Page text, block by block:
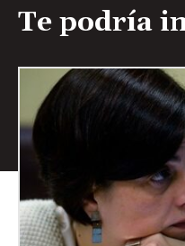
Te podría